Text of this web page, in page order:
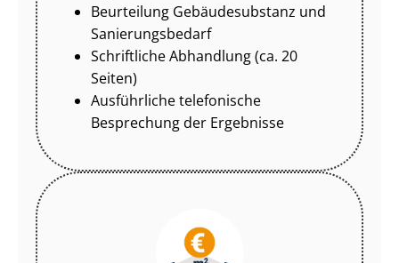
Beurteilung Gebäudesubstanz und
Sa­nie­rungs­be­darf
Schriftliche Abhandlung (ca. 20
Seiten)
Ausführliche telefonische
Besprechung der Ergebnisse